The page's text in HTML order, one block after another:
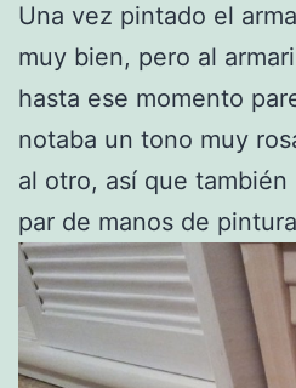
Una vez pintado el
muy bien, pero al
hasta ese momento
notaba un tono muy
al otro, así que
par de manos de